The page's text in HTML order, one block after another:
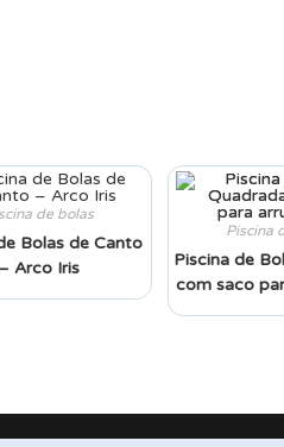
de bolas
Bolas de Canto
– Arco Iris
Piscina
Piscina de
com saco